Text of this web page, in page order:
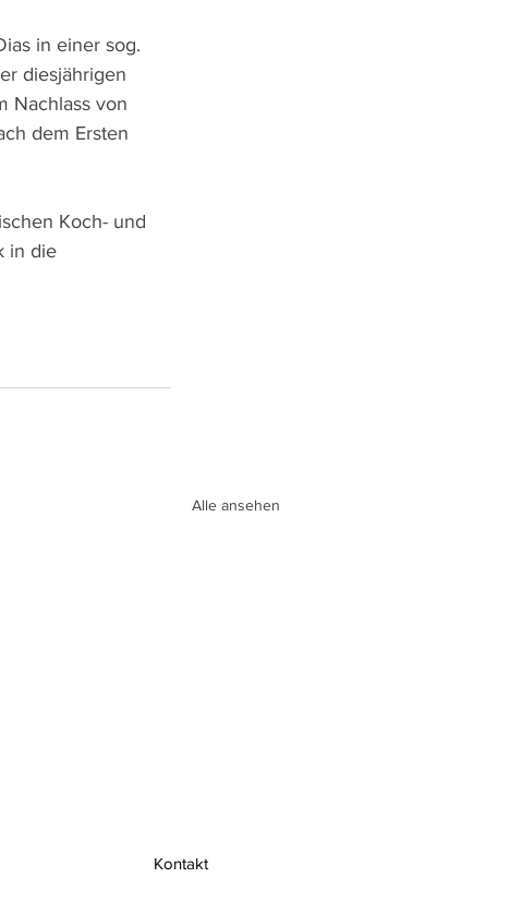
in einer sog.
diesjährigen
Nachlass von
dem Ersten
Koch- und
in die
Alle ansehen
Kontakt